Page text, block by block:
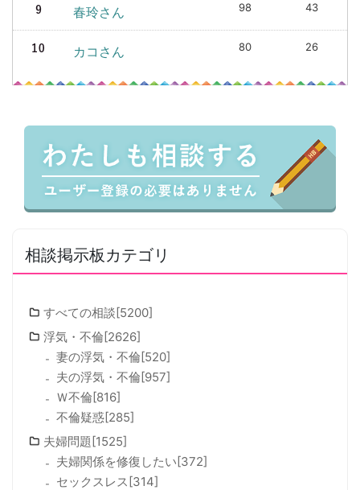
春玲さん 98 43
カコさん 80 26
相談掲示板カテゴリ
すべての相談[5200]
浮気・不倫[2626]
妻の浮気・不倫[520]
夫の浮気・不倫[957]
Ｗ不倫[816]
不倫疑惑[285]
夫婦問題[1525]
夫婦関係を修復したい[372]
セックスレス[314]